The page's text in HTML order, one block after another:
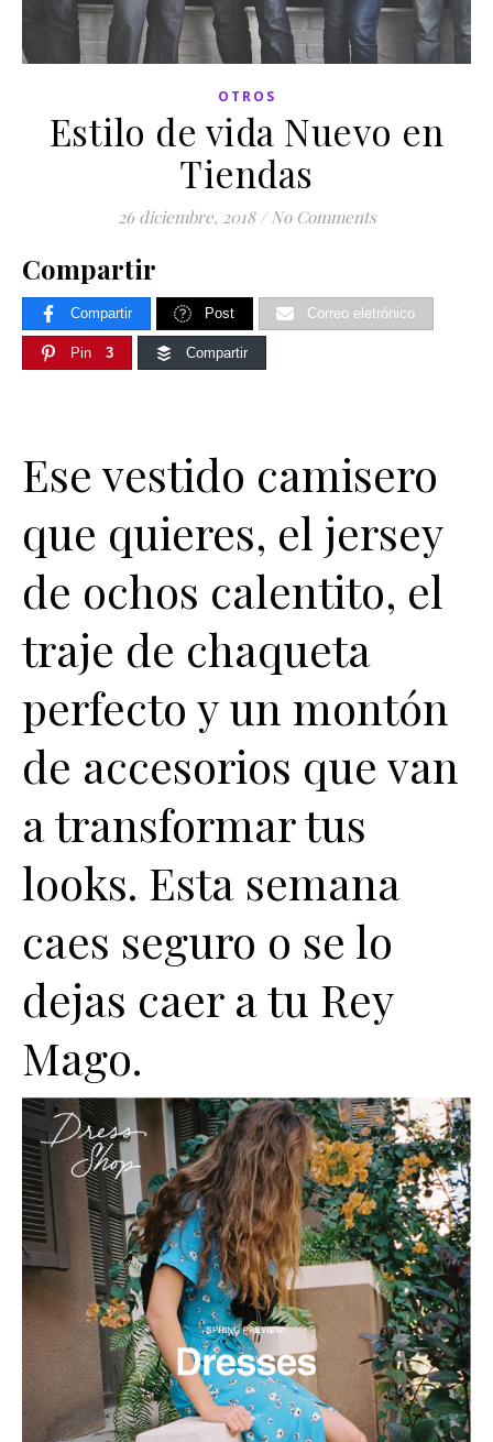
OTROS
Estilo de vida Nuevo en
Tiendas
26 diciembre, 2018 / No Comments
Compartir
Compartir Post Correo eletrónico
Pin 3 Compartir
Ese vestido camisero
que quieres, el jersey
de ochos calentito, el
traje de chaqueta
perfecto y un montón
de accesorios que van
a transformar tus
looks. Esta semana
caes seguro o se lo
dejas caer a tu Rey
Mago.